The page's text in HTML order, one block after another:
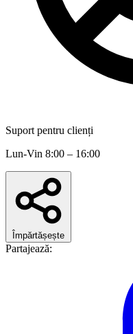
Suport pentru clienți
Lun-Vin 8:00 – 16:00
Împărtășește
Partajează: